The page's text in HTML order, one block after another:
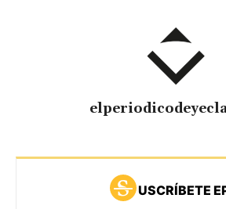
USCRÍBETE